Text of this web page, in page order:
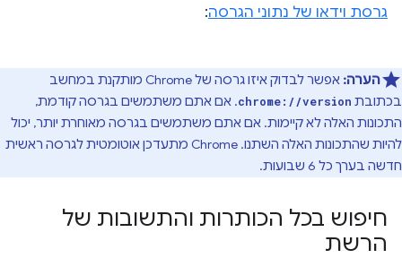
גרסת וידאו של נתוני הגרסה:
הערה:
אפשר לבדוק איזו גרסה של Chrome מותקנת במחשב
בכתובת chrome://version. אם אתם משתמשים בגרסה קודמת,
התכונות האלה לא קיימות. אם אתם משתמשים בגרסה מאוחרת יותר, יכול
להיות שהתכונות האלה השתנו. ‫Chrome מתעדכן אוטומטית לגרסה ראשית
חדשה בערך כל 6 שבועות.
חיפוש בכל הכותרות והתשובות של
הרשת